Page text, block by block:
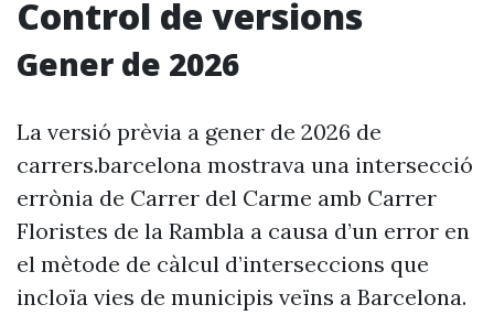
Control de versions
Gener de 2026
La versió prèvia a gener de 2026 de
carrers.barcelona mostrava una intersecció
errònia de Carrer del Carme amb Carrer
Floristes de la Rambla a causa d’un error en
el mètode de càlcul d’interseccions que
incloïa vies de municipis veïns a Barcelona.